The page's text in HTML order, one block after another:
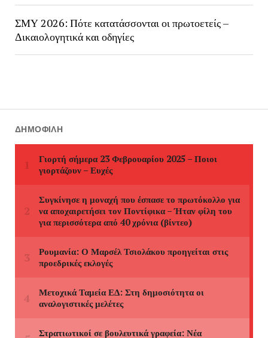
ΣΜΥ 2026: Πότε κατατάσσονται οι πρωτοετείς –
Δικαιολογητικά και οδηγίες
ΔΗΜΟΦΙΛΉ